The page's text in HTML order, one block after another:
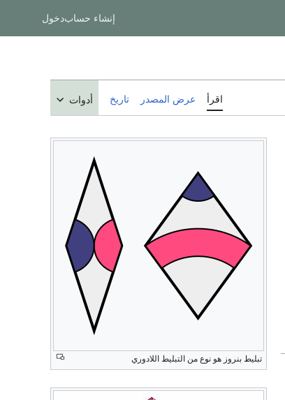
إنشاء حسابدخول
اقرأ عرض المصدر تاريخ أدوات
تبليط بنروز هو نوع من التبليط اللادوري